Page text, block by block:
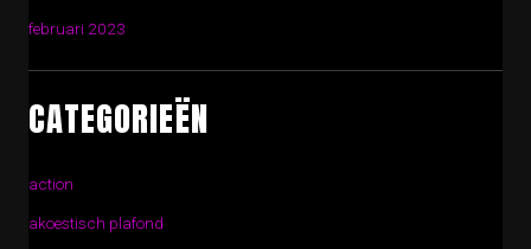
februari 2023
CATEGORIEËN
action
akoestisch plafond